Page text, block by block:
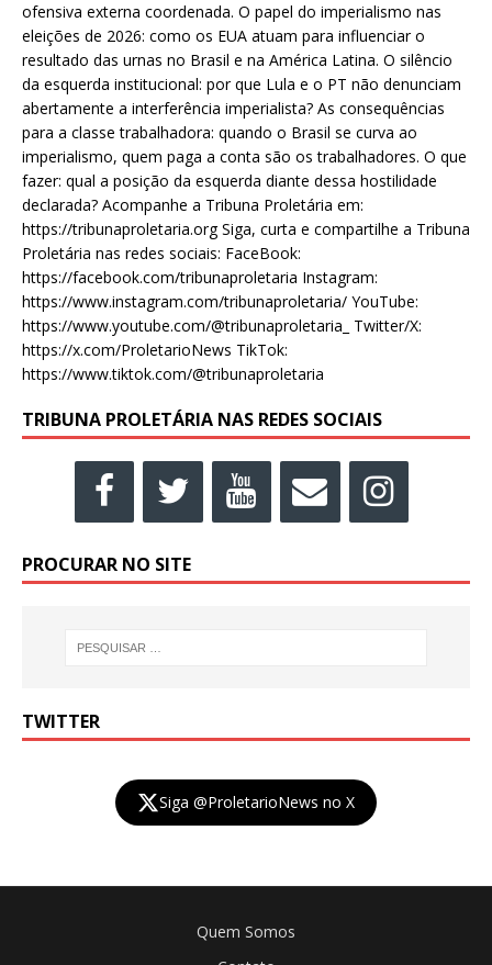
ofensiva externa coordenada. O papel do imperialismo nas
eleições de 2026: como os EUA atuam para influenciar o
resultado das urnas no Brasil e na América Latina. O silêncio
da esquerda institucional: por que Lula e o PT não denunciam
abertamente a interferência imperialista? As consequências
para a classe trabalhadora: quando o Brasil se curva ao
imperialismo, quem paga a conta são os trabalhadores. O que
fazer: qual a posição da esquerda diante dessa hostilidade
declarada? Acompanhe a Tribuna Proletária em:
https://tribunaproletaria.org Siga, curta e compartilhe a Tribuna
Proletária nas redes sociais: FaceBook:
https://facebook.com/tribunaproletaria Instagram:
https://www.instagram.com/tribunaproletaria/ YouTube:
https://www.youtube.com/@tribunaproletaria_ Twitter/X:
https://x.com/ProletarioNews TikTok:
https://www.tiktok.com/@tribunaproletaria
TRIBUNA PROLETÁRIA NAS REDES SOCIAIS
PROCURAR NO SITE
TWITTER
Siga @ProletarioNews no X
Quem Somos